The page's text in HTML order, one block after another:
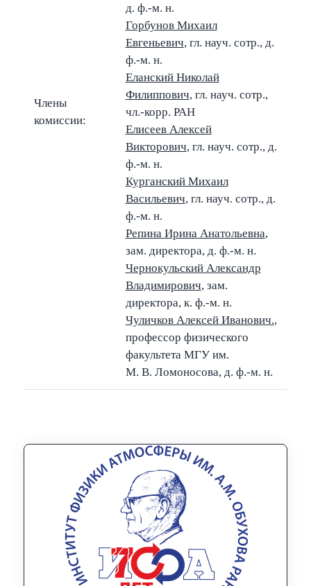
Члены
комиссии:
д. ф.-м. н.
Горбунов Михаил
Евгеньевич, гл. науч. сотр., д.
ф.-м. н.
Еланский Николай
Филиппович, гл. науч. сотр.,
чл.-корр. РАН
Елисеев Алексей
Викторович, гл. науч. сотр., д.
ф.-м. н.
Курганский Михаил
Васильевич, гл. науч. сотр., д.
ф.-м. н.
Репина Ирина Анатольевна,
зам. директора, д. ф.-м. н.
Чернокульский Александр
Владимирович, зам.
директора, к. ф.-м. н.
Чуличков Алексей Иванович.,
профессор физического
факультета МГУ им.
М. В. Ломоносова, д. ф.-м. н.